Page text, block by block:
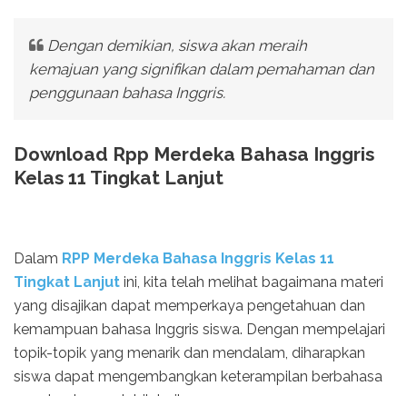
Dengan demikian, siswa akan meraih
kemajuan yang signifikan dalam pemahaman dan
penggunaan bahasa Inggris.
Download Rpp Merdeka Bahasa Inggris
Kelas 11 Tingkat Lanjut
Dalam RPP Merdeka Bahasa Inggris Kelas 11
Tingkat Lanjut ini, kita telah melihat bagaimana materi
yang disajikan dapat memperkaya pengetahuan dan
kemampuan bahasa Inggris siswa. Dengan mempelajari
topik-topik yang menarik dan mendalam, diharapkan
siswa dapat mengembangkan keterampilan berbahasa